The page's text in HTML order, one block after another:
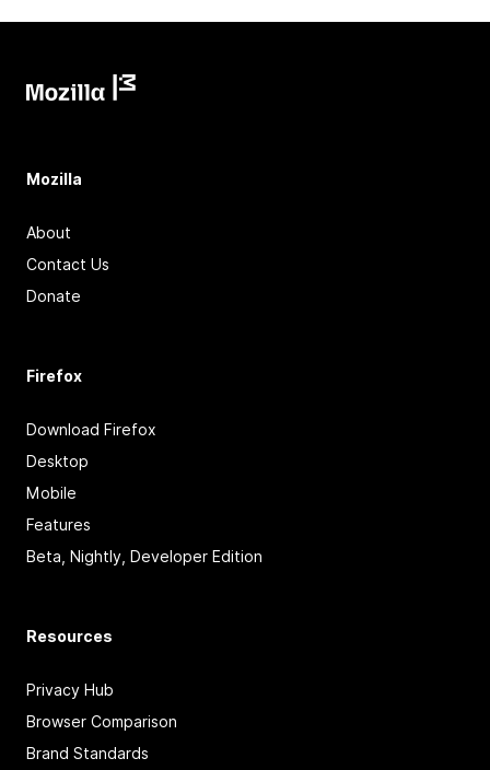
Mozilla
About
Contact Us
Donate
Firefox
Download Firefox
Desktop
Mobile
Features
Beta, Nightly, Developer Edition
Resources
Privacy Hub
Browser Comparison
Brand Standards